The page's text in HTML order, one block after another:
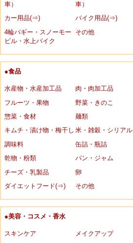
車）
車）
カー用品(⇒)
バイク用品(⇒)
4輪バギー・スノーモー
ビル・水上バイク
その他
●食品
水産物・水産加工品
肉・肉加工品
フルーツ・果物
野菜・きのこ
惣菜・食材
麺類
キムチ・漬け物・梅干し 米・雑穀・シリアル
調味料
缶詰・瓶詰
乾物・粉類
パン・ジャム
チーズ・乳製品
卵
ダイエットフード(⇒)
その他
●美容・コスメ・香水
スキンケア
メイクアップ